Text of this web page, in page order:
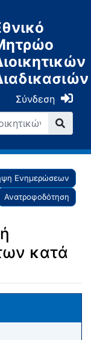
Σύνδεση
Ενημερώσεων
Ανατροφοδότηση
κατά